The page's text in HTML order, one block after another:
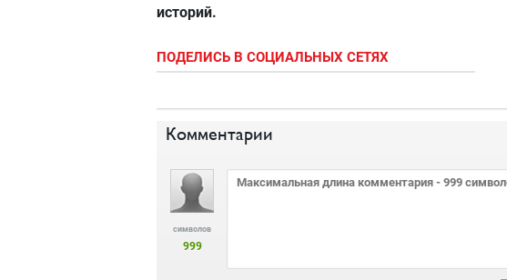
историй.
ПОДЕЛИСЬ В СОЦИАЛЬНЫХ СЕТЯХ
Комментарии
символов
999